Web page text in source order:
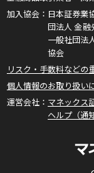
日本証券業
団法人 金融
一般社団法
協会
リスク・手数料などの
個人情報のお取り扱い
マネックス
ヘルプ（通